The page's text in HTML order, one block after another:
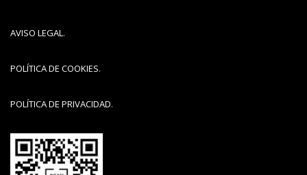
AVISO LEGAL.
POLÍTICA DE COOKIES.
POLÍTICA DE PRIVACIDAD.